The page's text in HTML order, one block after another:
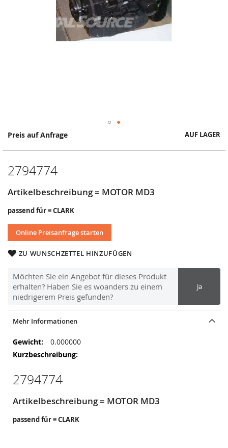
Preis auf Anfrage AUF LAGER
2794774
Artikelbeschreibung = MOTOR MD3
passend für = CLARK
Online Preisanfrage starten
ZU WUNSCHZETTEL HINZUFÜGEN
Möchten Sie ein Angebot für dieses Produkt
erhalten? Haben Sie es woanders zu einem
niedrigerem Preis gefunden?
Ja
Springe
Anfang
Bildergalerie
Mehr Informationen
Mehr
Informationen
0.000000
2794774
Artikelbeschreibung = MOTOR MD3
passend für = CLARK